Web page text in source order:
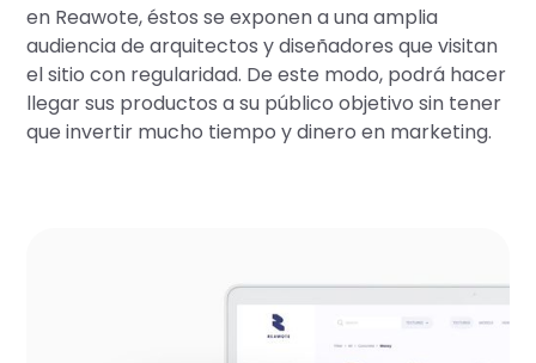
en Reawote, éstos se exponen a una amplia
audiencia de arquitectos y diseñadores que visitan
el sitio con regularidad. De este modo, podrá hacer
llegar sus productos a su público objetivo sin tener
que invertir mucho tiempo y dinero en marketing.